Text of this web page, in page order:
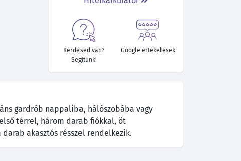
Kérdésed van?
Segítünk!
Google értékelések
gardrób nappaliba, hálószobába vagy
térrel, három darab fiókkal, öt
akasztós résszel rendelkezik.